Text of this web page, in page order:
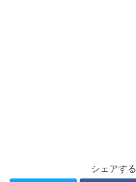
シェアする